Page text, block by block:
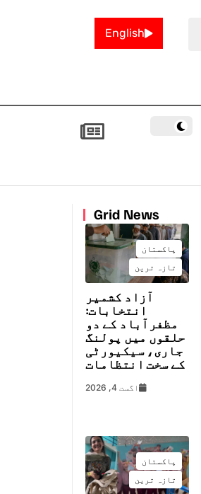
English
Grid News
پاکستان
تازہ ترین
آزاد کشمیر
انتخابات:
مظفرآباد کے دو
حلقوں میں پولنگ
جاری، سیکیورٹی
کے سخت انتظامات
اگست 4, 2026
پاکستان
تازہ ترین